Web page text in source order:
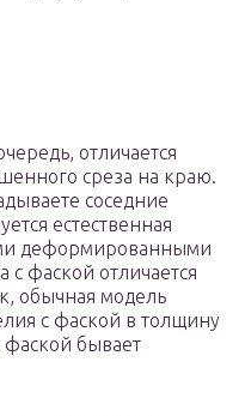
отличается
среза на краю.
соседние
естественная
деформированными
фаской отличается
обычная модель
с фаской в толщину
бывает